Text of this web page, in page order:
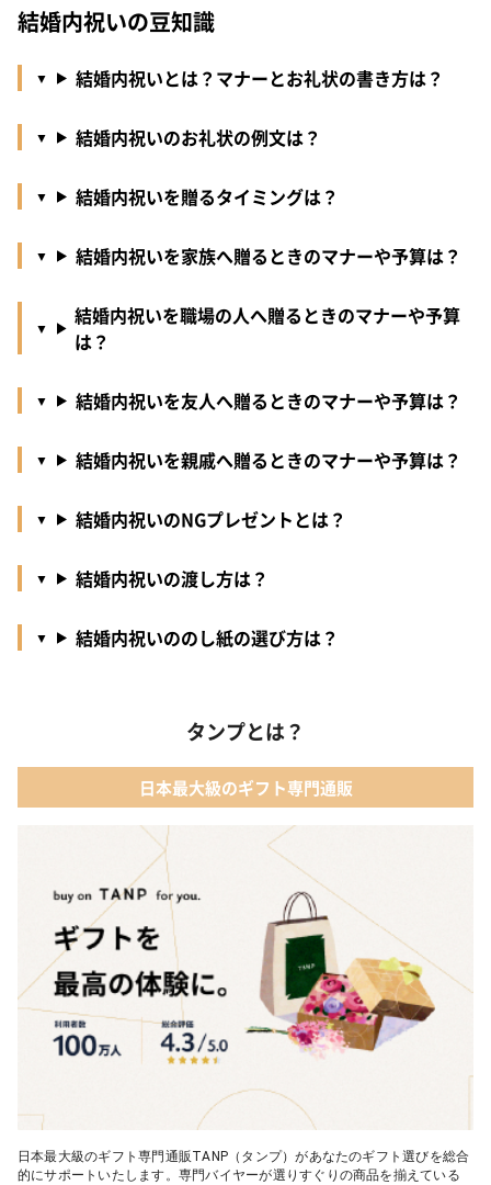
結婚内祝いの豆知識
結婚内祝いとは？マナーとお礼状の書き方は？
結婚内祝いのお礼状の例文は？
結婚内祝いを贈るタイミングは？
結婚内祝いを家族へ贈るときのマナーや予算は？
結婚内祝いを職場の人へ贈るときのマナーや予算
は？
結婚内祝いを友人へ贈るときのマナーや予算は？
結婚内祝いを親戚へ贈るときのマナーや予算は？
結婚内祝いのNGプレゼントとは？
結婚内祝いの渡し方は？
結婚内祝いののし紙の選び方は？
タンプとは？
日本最大級のギフト専門通販
日本最大級のギフト専門通販TANP（タンプ）があなたのギフト選びを総合
的にサポートいたします。専門バイヤーが選りすぐりの商品を揃えている